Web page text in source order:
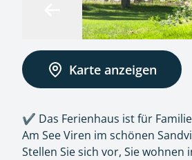
Karte anzeigen
✔️ Das Ferienhaus ist für
Am See Viren im schönen
Stellen Sie sich vor, Sie wohnen